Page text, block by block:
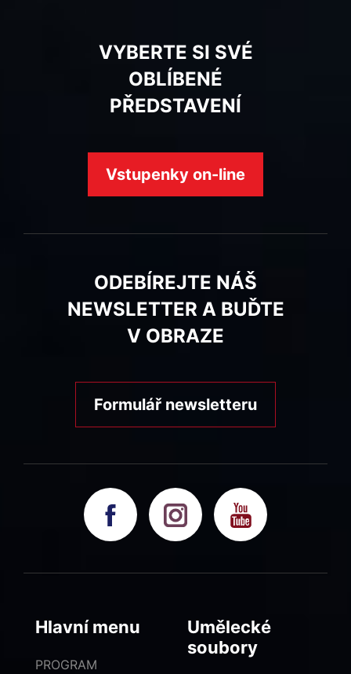
VYBERTE SI SVÉ
OBLÍBENÉ
PŘEDSTAVENÍ
Vstupenky on-line
ODEBÍREJTE NÁŠ
NEWSLETTER A BUĎTE
V OBRAZE
Formulář newsletteru
Hlavní menu
PROGRAM
Umělecké
soubory